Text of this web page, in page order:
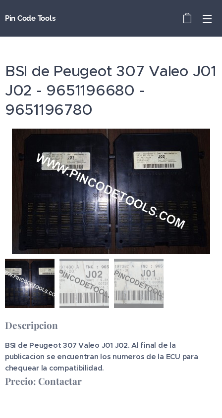
Pin Code Tools
BSI de Peugeot 307 Valeo J01
J02 - 9651196680 -
9651196780
Descripcion
BSI de Peugeot 307 Valeo J01 J02. Al final de la
publicacion se encuentran los numeros de la ECU para
chequear la compatibilidad.
Precio: Contactar